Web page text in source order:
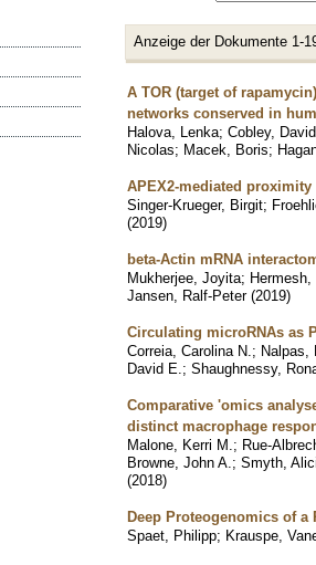
Anzeige der Dokumente 1-
A TOR (target of
networks conserved in
Halova, Lenka; Cobley, David
Nicolas; Macek, Boris;
APEX2-mediated
Singer-Krueger, Birgit;
(2019)
beta-Actin mRNA
Mukherjee, Joyita; Hermesh,
Jansen, Ralf-Peter (2019)
Circulating microRNAs as
Correia, Carolina N. ; Nalpas,
David E. ; Shaughnessy,
Comparative 'omics
distinct macrophage
Malone, Kerri M. ; Rue-
Browne, John A. ; Smyth,
(2018)
Deep Proteogenomics of
Spaet, Philipp; Krauspe,